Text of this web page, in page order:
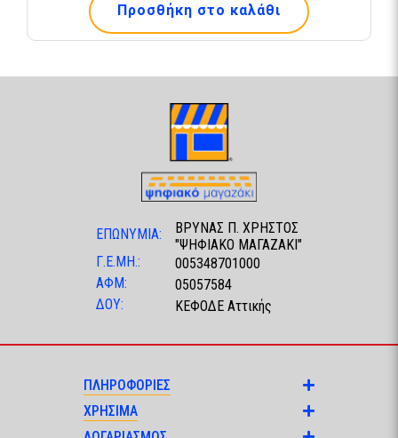
Προσθήκη στο καλάθι
ΕΠΩΝΥΜΙΑ:
ΒΡΥΝΑΣ Π. ΧΡΗΣΤΟΣ
"ΨΗΦΙΑΚΟ ΜΑΓΑΖΑΚΙ"
Γ.Ε.ΜΗ.:
005348701000
ΑΦΜ:
05057584
ΔΟΥ:
ΚΕΦΟΔΕ Αττικής
ΠΛΗΡΟΦΟΡΙΕΣ
ΧΡΗΣΙΜΑ